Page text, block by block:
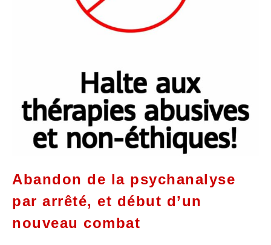
Abandon de la psychanalyse
par arrêté, et début d’un
nouveau combat